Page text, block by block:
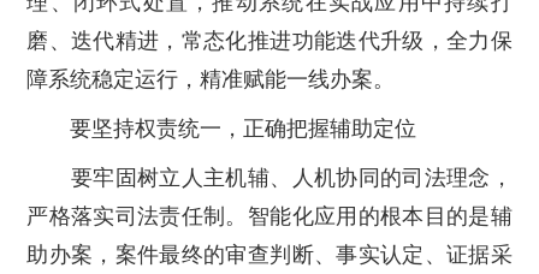
磨、迭代精进，常态化推进功能迭代升级，全力保
障系统稳定运行，精准赋能一线办案。
要坚持权责统一，正确把握辅助定位
要牢固树立人主机辅、人机协同的司法理念，
严格落实司法责任制。智能化应用的根本目的是辅
助办案，案件最终的审查判断、事实认定、证据采